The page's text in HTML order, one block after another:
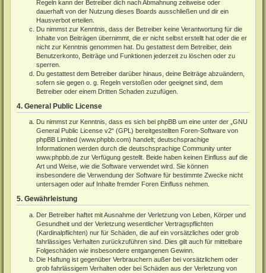
Regeln kann der Betreiber dich nach Abmahnung zeitweise oder
dauerhaft von der Nutzung dieses Boards ausschließen und dir ein
Hausverbot erteilen.
Du nimmst zur Kenntnis, dass der Betreiber keine Verantwortung für die
Inhalte von Beiträgen übernimmt, die er nicht selbst erstellt hat oder die er
nicht zur Kenntnis genommen hat. Du gestattest dem Betreiber, dein
Benutzerkonto, Beiträge und Funktionen jederzeit zu löschen oder zu
sperren.
Du gestattest dem Betreiber darüber hinaus, deine Beiträge abzuändern,
sofern sie gegen o. g. Regeln verstoßen oder geeignet sind, dem
Betreiber oder einem Dritten Schaden zuzufügen.
4. General Public License
Du nimmst zur Kenntnis, dass es sich bei phpBB um eine unter der „GNU
General Public License v2“ (GPL) bereitgestellten Foren-Software von
phpBB Limited (www.phpbb.com) handelt; deutschsprachige
Informationen werden durch die deutschsprachige Community unter
www.phpbb.de zur Verfügung gestellt. Beide haben keinen Einfluss auf die
Art und Weise, wie die Software verwendet wird. Sie können
insbesondere die Verwendung der Software für bestimmte Zwecke nicht
untersagen oder auf Inhalte fremder Foren Einfluss nehmen.
5. Gewährleistung
Der Betreiber haftet mit Ausnahme der Verletzung von Leben, Körper und
Gesundheit und der Verletzung wesentlicher Vertragspflichten
(Kardinalpflichten) nur für Schäden, die auf ein vorsätzliches oder grob
fahrlässiges Verhalten zurückzuführen sind. Dies gilt auch für mittelbare
Folgeschäden wie insbesondere entgangenen Gewinn.
Die Haftung ist gegenüber Verbrauchern außer bei vorsätzlichem oder
grob fahrlässigem Verhalten oder bei Schäden aus der Verletzung von